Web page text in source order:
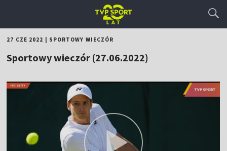
27 CZE 2022 SPORTOWY WIECZÓR
Sportowy wieczór (27.06.2022)